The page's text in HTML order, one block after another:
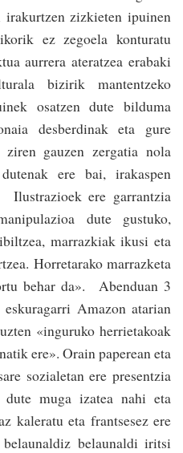
zizkieten ipuinen
ez zegoela konturatu
aurrera atera­tzea erabaki
bizirik manten­tzeko
osa­tzen dute bilduma
desberdinak eta gure
ziren gauzen zergatia nola
ere bai, irakaspen
Ilustrazioek ere garran­tzia
dute gustuko,
marrazkiak ikusi eta
Horretarako ma­rrazketa
behar da». Abenduan 3
Amazon atarian
«inguruko herrietakoak
ere». Orain paperean eta
sozialetan ere presentzia
muga izatea nahi eta
kaleratu eta frantsesez ere
belaunaldi iritsi